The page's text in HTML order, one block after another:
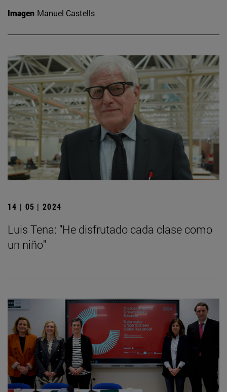
Imagen Manuel Castells
14 | 05 | 2024
Luis Tena: "He disfrutado cada clase como
un niño"